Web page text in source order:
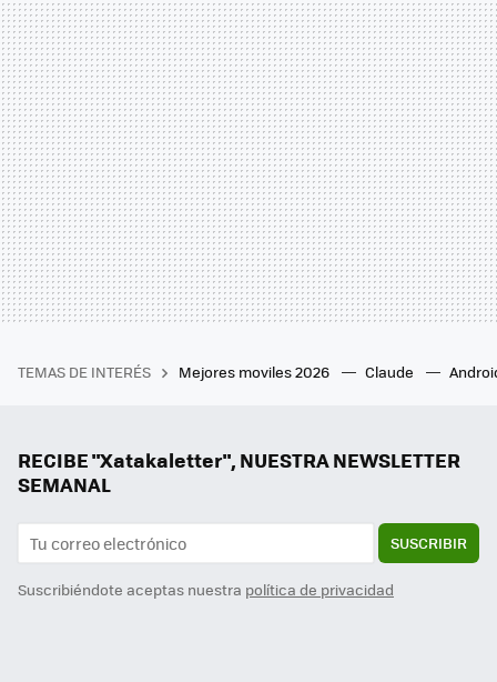
TEMAS DE INTERÉS Mejores moviles 2026 Claude
RECIBE "Xatakaletter", NUESTRA NEWSLETTER
SEMANAL
SUSCRIBIR
Suscribiéndote aceptas nuestra política de privacidad